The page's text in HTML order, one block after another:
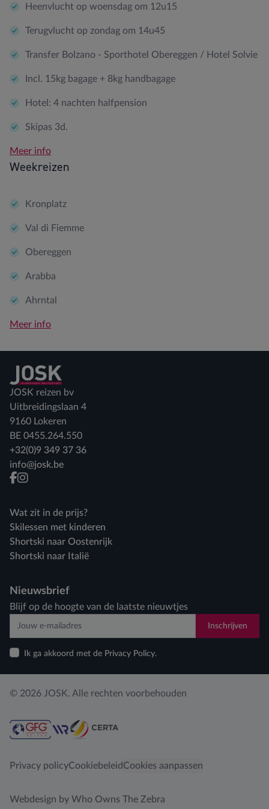
Heenvlucht op woensdag om 12u15
Terugvlucht op zondag om 14u45
Transfer Bolzano - Sporthotel Obereggen / Hotel Solvie
Incl. 15kg bagage + 8kg handbagage
Hotel: 4 nachten halfpension
Skipas 3d.
Meer info
Weekreizen
Kronplatz
Val di Fiemme
Obereggen
Arabba
Ahrntal
Meer info
Terug naar home
JOSK reizen bv
Uitbreidingslaan 4
9160 Lokeren
BE 0455.264.550
+32(0)9 349 37 36
info@josk.be
facebook
instagram
Wat zit in de prijs?
Skilessen met kinderen
Shortski naar Oostenrijk
Shortski naar Italië
Nieuwsbrief
Blijf op de hoogte van de laatste nieuwtjes
Inschrijven
Ik ga akkoord met de Privacy Policy.
© 2026 JOSK. Alle rechten voorbehouden
Privacy policyCookiebeleid Cookies aanpassen
Webdesign by Who Owns The Zebra